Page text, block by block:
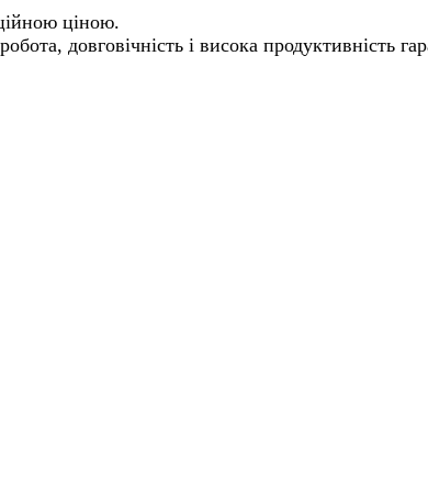
ціною.
довговічність і висока продуктивність